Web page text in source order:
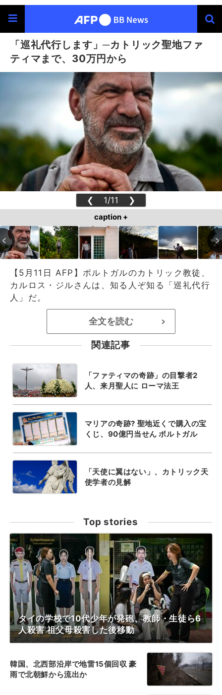
「巡礼代行します」─カトリック聖地ファ
ティマまで、30万円から
❮ 1/11 ❯
caption +
【5月11日 AFP】ポルトガルのカトリック教徒、
カルロス・ジルさんは、知る人ぞ知る「巡礼代行
人」だ。
全文を読む >
関連記事
「ファティマの奇跡」の目撃者2
人、来月聖人に ローマ法王
マリアの奇跡? 聖地近くで購入の宝
くじ、90億円当せん ポルトガル
「天使に翼はない」、カトリック天
使学者の見解
Top stories
タイの学校で10代少年が発砲、教師・生徒ら6
人殺害 祖父母殺害した後移動
韓国、北西部沿岸で地雷15個回収 豪
雨で北朝鮮から流出か